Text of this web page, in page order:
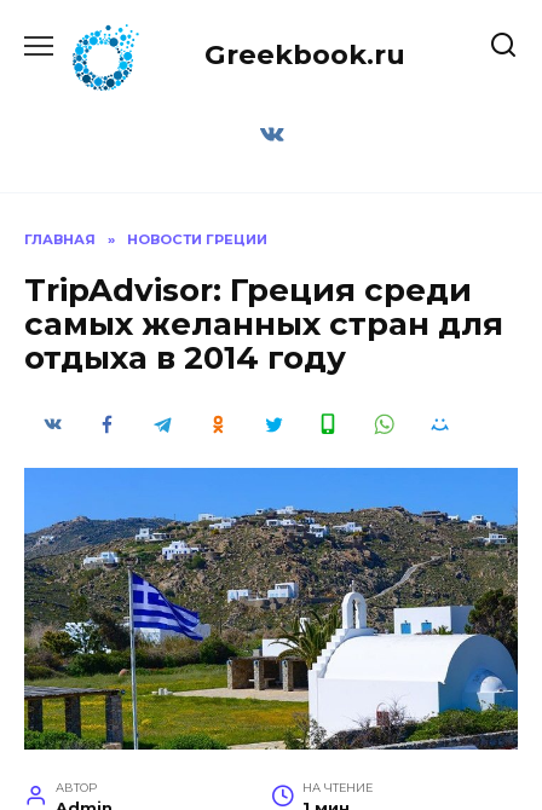
содержанию
Greekbook.ru
ГЛАВНАЯ » НОВОСТИ ГРЕЦИИ
TripAdvisor: Греция среди
самых желанных стран для
отдыха в 2014 году
АВТОР НА ЧТЕНИЕ